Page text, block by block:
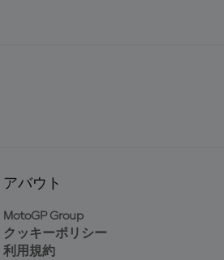
アバウト
MotoGP Group
クッキーポリシー
利用規約